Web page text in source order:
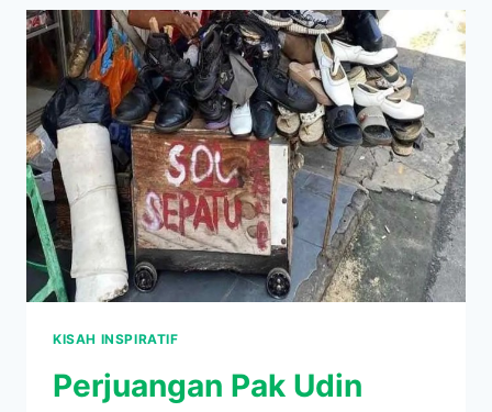
SARING
DARI
TUKANG
KEBUN
HINGGA
JADI
DOSEN
DI
KAMPUS
TERNAMA
KISAH INSPIRATIF
Perjuangan Pak Udin